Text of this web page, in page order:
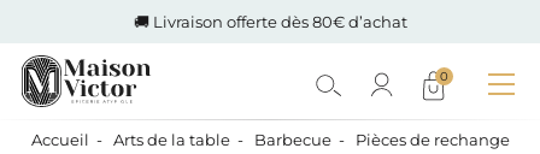
🚚 Livraison offerte dès 80€ d’achat
0
Accueil Arts de la table Barbecue
Pièces de rechange